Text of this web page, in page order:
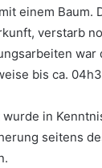
einem Baum.
verstarb
war
bis ca.
in
seitens